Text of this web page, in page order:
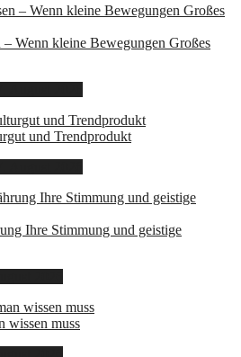
– Wenn kleine Bewegungen Großes
und Trendprodukt
Ihre Stimmung und geistige
wissen muss